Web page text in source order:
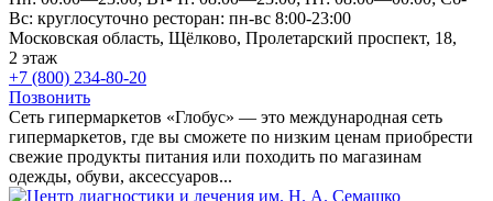
Вс: круглосуточно ресторан: пн-вс 8:00-23:00
Московская область, Щёлково, Пролетарский проспект, 18,
2 этаж
+7 (800) 234-80-20
Позвонить
Сеть гипермаркетов «Глобус» — это международная сеть
гипермаркетов, где вы сможете по низким ценам приобрести
свежие продукты питания или походить по магазинам
одежды, обуви, аксессуаров...